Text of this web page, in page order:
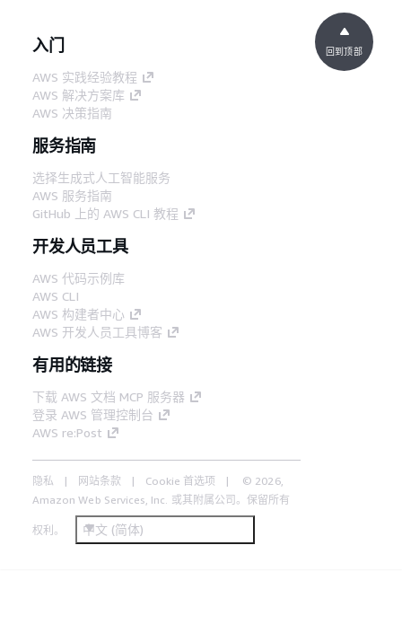
入门
AWS 实践经验教程
AWS 解决方案库
AWS 决策指南
服务指南
选择生成式人工智能服务
AWS 服务指南
GitHub 上的 AWS CLI 教程
开发人员工具
AWS 代码示例库
AWS CLI
AWS 构建者中心
AWS 开发人员工具博客
有用的链接
下载 AWS 文档 MCP 服务器
登录 AWS 管理控制台
AWS re:Post
隐私 网站条款 Cookie 首选项
© 2026,
Amazon Web Services, Inc. 或其附属公司。保留所有
权利。 中文 (简体)
回到顶部